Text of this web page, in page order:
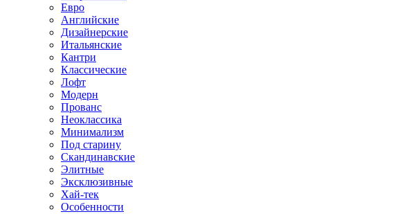
Евро
Английские
Дизайнерские
Итальянские
Кантри
Классические
Лофт
Модерн
Прованс
Неоклассика
Минимализм
Под старину
Скандинавские
Элитные
Эксклюзивные
Хай-тек
Особенности